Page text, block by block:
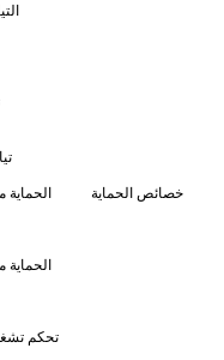
خصائص الحماية الحماية
الحماية
تحكم